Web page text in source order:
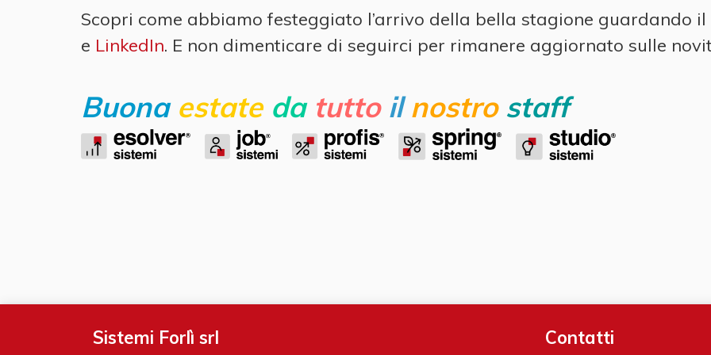
Scopri come abbiamo festeggiato l’arrivo della bella stagione guardando
e LinkedIn. E non dimenticare di seguirci per rimanere aggiornato sulle
Buona estate da tutto il nostro staff
Sistemi Forlì srl Contatti